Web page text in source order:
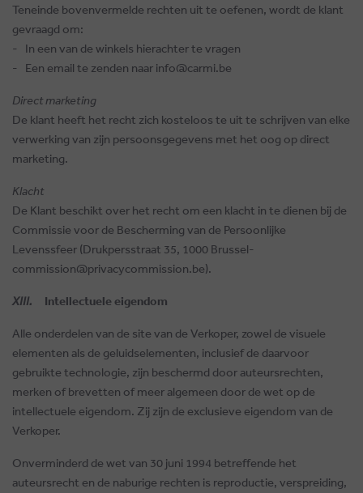
Teneinde bovenvermelde rechten uit te oefenen, wordt de klant
gevraagd om:
-
In een van de winkels hierachter te vragen
-
Een email te zenden naar info@carmi.be
Direct marketing
De klant heeft het recht zich kosteloos te uit te schrijven van elke
verwerking van zijn persoonsgegevens met het oog op direct
marketing.
Klacht
De Klant beschikt over het recht om een klacht in te dienen bij de
Commissie voor de Bescherming van de Persoonlijke
Levenssfeer (Drukpersstraat 35, 1000 Brussel-
commission@privacycommission.be).
XIII. Intellectuele eigendom
Alle onderdelen van de site van de Verkoper, zowel de visuele
elementen als de geluidselementen, inclusief de daarvoor
gebruikte technologie, zijn beschermd door auteursrechten,
merken of brevetten of meer algemeen door de wet op de
intellectuele eigendom. Zij zijn de exclusieve eigendom van de
Verkoper.
Onverminderd de wet van 30 juni 1994 betreffende het
auteursrecht en de naburige rechten is reproductie, verspreiding,